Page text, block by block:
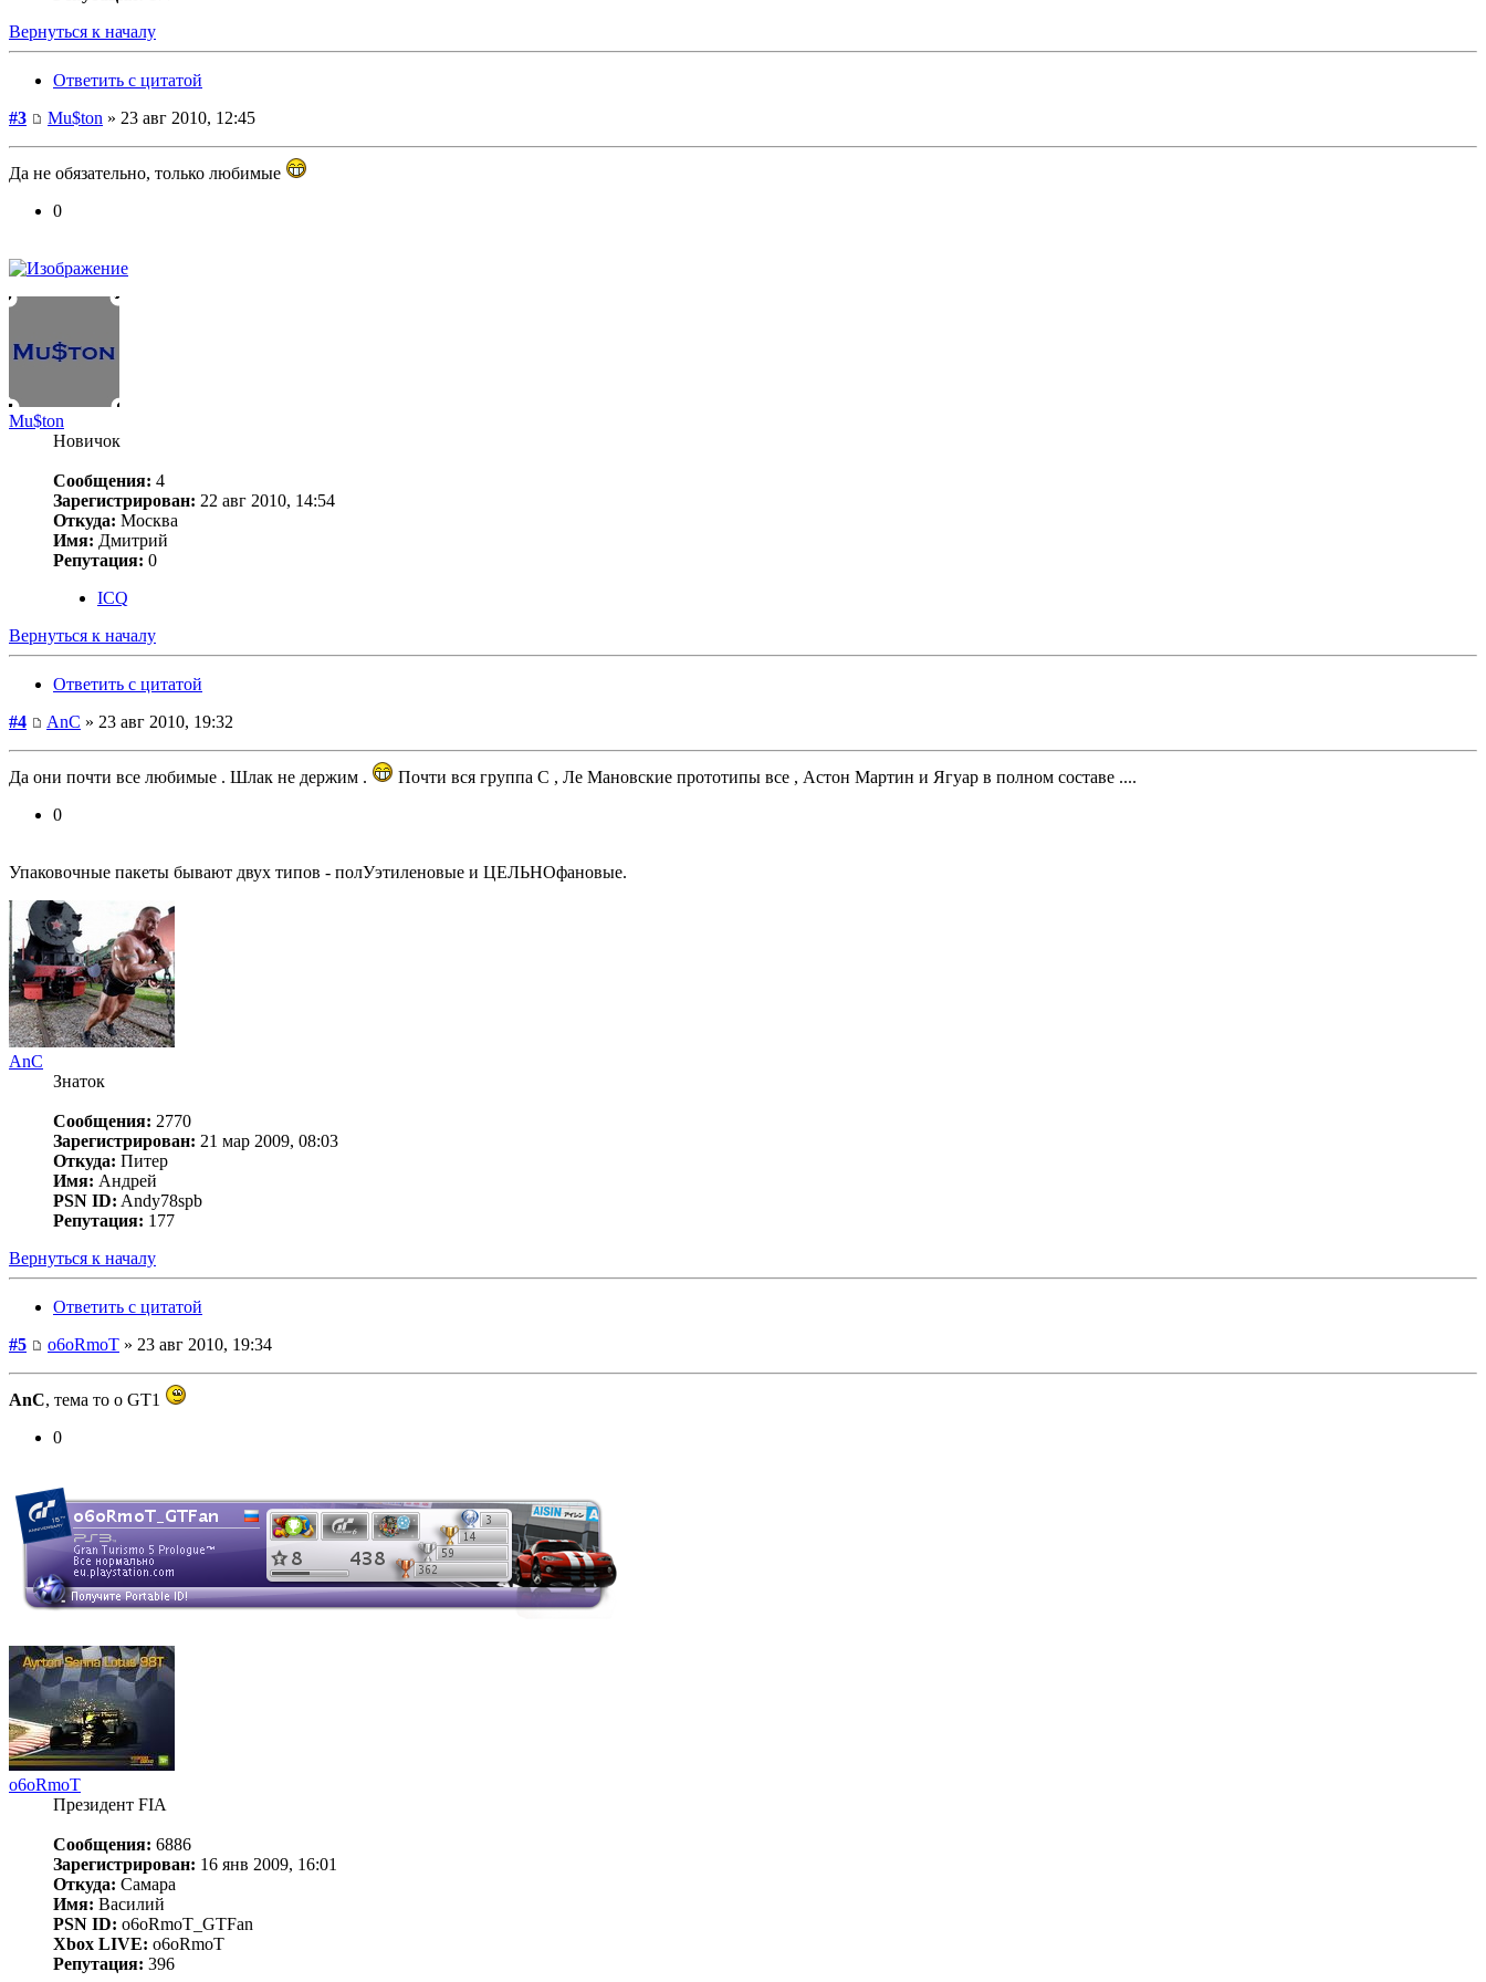
Вернуться к началу
Ответить с цитатой
#3
Mu$ton » 23 авг 2010, 12:45
Да не обязательно, только любимые
0
Mu$ton
Новичок
Сообщения: 4
Зарегистрирован: 22 авг 2010, 14:54
Откуда: Москва
Имя: Дмитрий
Репутация: 0
ICQ
Вернуться к началу
Ответить с цитатой
#4
AnC » 23 авг 2010, 19:32
Да они почти все любимые . Шлак не держим .
Почти вся группа С , Ле Мановские прототипы все , Астон Мартин и Ягуар в полном составе ....
0
Упаковочные пакеты бывают двух типов - полУэтиленовые и ЦЕЛЬНОфановые.
AnC
Знаток
Сообщения: 2770
Зарегистрирован: 21 мар 2009, 08:03
Откуда: Питер
Имя: Андрей
PSN ID: Andy78spb
Репутация: 177
Вернуться к началу
Ответить с цитатой
#5
o6oRmoT » 23 авг 2010, 19:34
AnC, тема то о GT1
0
o6oRmoT
Президент FIA
Сообщения: 6886
Зарегистрирован: 16 янв 2009, 16:01
Откуда: Самара
Имя: Василий
PSN ID: o6oRmoT_GTFan
Xbox LIVE: o6oRmoT
Репутация: 396